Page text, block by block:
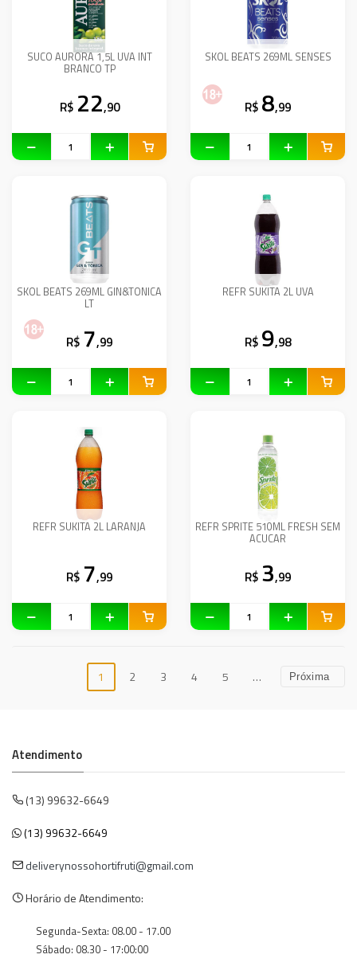
SUCO AURORA 1,5L UVA INT
BRANCO TP
R$ 22,90
SKOL BEATS 269ML SENSES
R$ 8,99
SKOL BEATS 269ML GIN&TONICA
LT
R$ 7,99
REFR SUKITA 2L UVA
R$ 9,98
REFR SUKITA 2L LARANJA
R$ 7,99
REFR SPRITE 510ML FRESH SEM
ACUCAR
R$ 3,99
1 2 3 4 5 … Próxima
Atendimento
(13) 99632-6649
(13) 99632-6649
deliverynossohortifruti@gmail.com
Horário de Atendimento:
Segunda-Sexta: 08.00 - 17.00
Sábado: 08.30 - 17:00:00